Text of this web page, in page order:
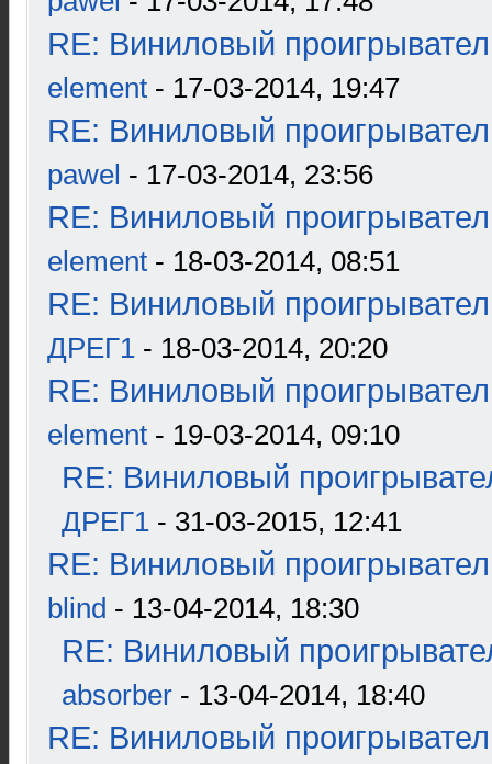
RE: Виниловый
element - 17-03-2014, 19:47
RE: Виниловый
pawel - 17-03-2014, 23:56
RE: Виниловый
element - 18-03-2014, 08:51
RE: Виниловый
ДРЕГ1 - 18-03-2014, 20:20
RE: Виниловый
element - 19-03-2014, 09:10
RE: Виниловый
ДРЕГ1 - 31-03-2015, 12:41
RE: Виниловый
blind - 13-04-2014, 18:30
RE: Виниловый
absorber - 13-04-2014, 18:40
RE: Виниловый